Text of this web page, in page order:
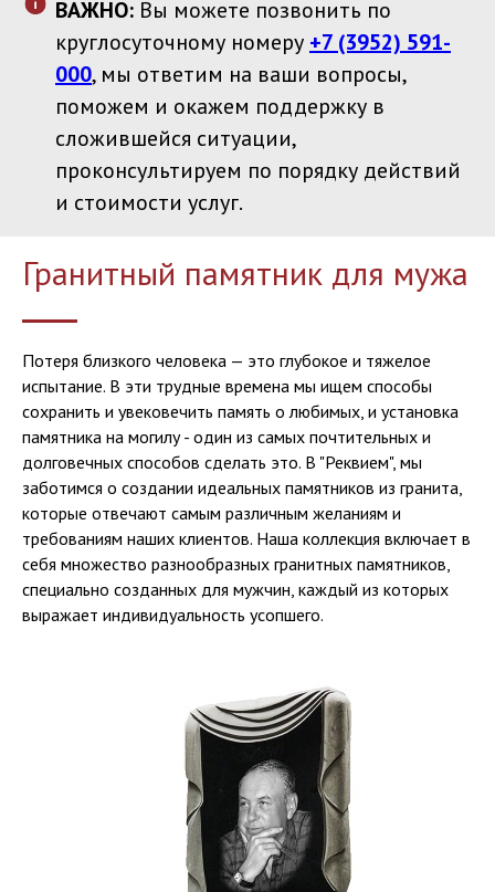
ВАЖНО: Вы можете позвонить по
круглосуточному номеру +7 (3952) 591-
000, мы ответим на ваши вопросы,
поможем и окажем поддержку в
сложившейся ситуации,
проконсультируем по порядку действий
и стоимости услуг.
Гранитный памятник для мужа
Потеря близкого человека — это глубокое и тяжелое
испытание. В эти трудные времена мы ищем способы
сохранить и увековечить память о любимых, и установка
памятника на могилу - один из самых почтительных и
долговечных способов сделать это. В "Реквием", мы
заботимся о создании идеальных памятников из гранита,
которые отвечают самым различным желаниям и
требованиям наших клиентов. Наша коллекция включает в
себя множество разнообразных гранитных памятников,
специально созданных для мужчин, каждый из которых
выражает индивидуальность усопшего.